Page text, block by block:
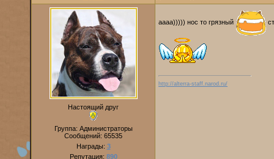
Настоящий друг
Группа: Администраторы
Сообщений: 65535
Награды: 3
Репутация: 890
аааа))))) нос то грязный
http://alterra-staff.narod.ru/